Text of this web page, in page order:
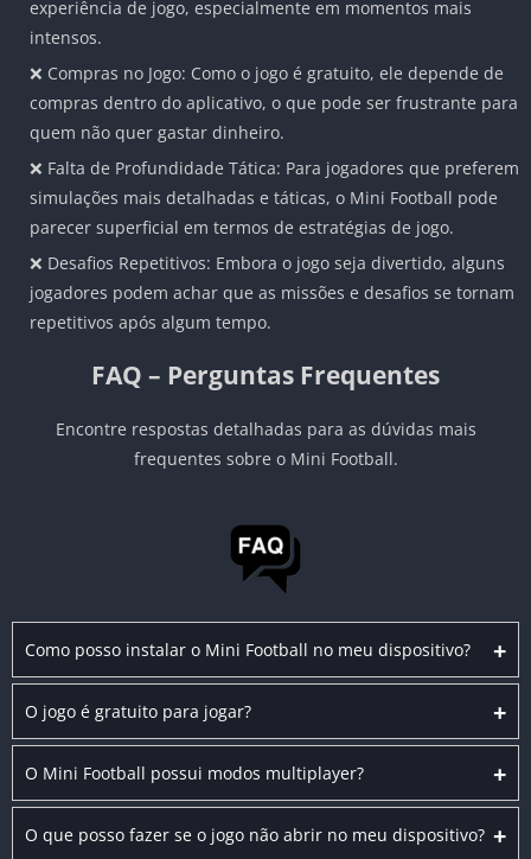
experiência de jogo, especialmente em momentos mais
intensos.
❌ Compras no Jogo: Como o jogo é gratuito, ele depende de
compras dentro do aplicativo, o que pode ser frustrante para
quem não quer gastar dinheiro.
❌ Falta de Profundidade Tática: Para jogadores que preferem
simulações mais detalhadas e táticas, o Mini Football pode
parecer superficial em termos de estratégias de jogo.
❌ Desafios Repetitivos: Embora o jogo seja divertido, alguns
jogadores podem achar que as missões e desafios se tornam
repetitivos após algum tempo.
FAQ – Perguntas Frequentes
Encontre respostas detalhadas para as dúvidas mais
frequentes sobre o Mini Football.
+
Como posso instalar o Mini Football no meu dispositivo?
+
O jogo é gratuito para jogar?
+
O Mini Football possui modos multiplayer?
+
O que posso fazer se o jogo não abrir no meu dispositivo?